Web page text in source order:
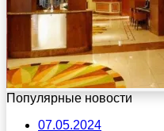
Популярные новости
07.05.2024